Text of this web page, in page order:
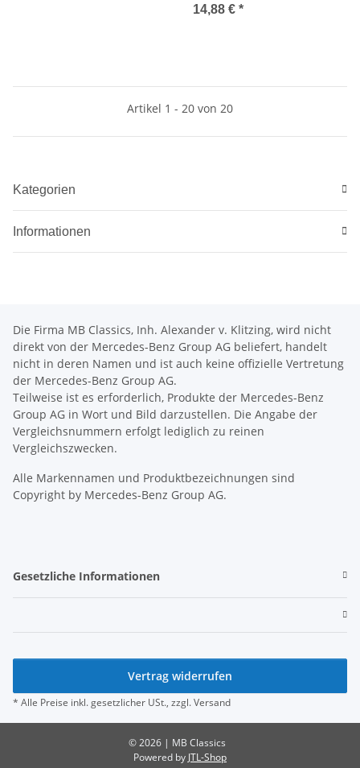
14,88 € *
Artikel 1 - 20 von 20
Kategorien
Informationen
Die Firma MB Classics, Inh. Alexander v. Klitzing, wird nicht
direkt von der Mercedes-Benz Group AG beliefert, handelt
nicht in deren Namen und ist auch keine offizielle Vertretung
der Mercedes-Benz Group AG.
Teilweise ist es erforderlich, Produkte der Mercedes-Benz
Group AG in Wort und Bild darzustellen. Die Angabe der
Vergleichsnummern erfolgt lediglich zu reinen
Vergleichszwecken.
Alle Markennamen und Produktbezeichnungen sind
Copyright by Mercedes-Benz Group AG.
Gesetzliche Informationen
Vertrag widerrufen
* Alle Preise inkl. gesetzlicher USt., zzgl.Versand
© 2026 | MB Classics
Powered by JTL-Shop